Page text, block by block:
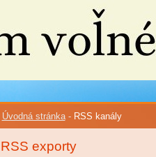
Úvodná stránka - RSS kanály
RSS exporty